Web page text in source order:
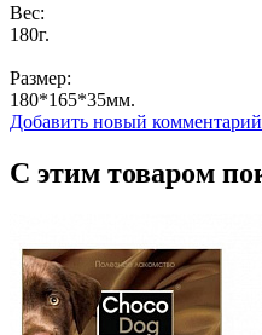
Вес:
180г.
Размер:
180*165*35мм.
Добавить новый комментарий
С этим товаром